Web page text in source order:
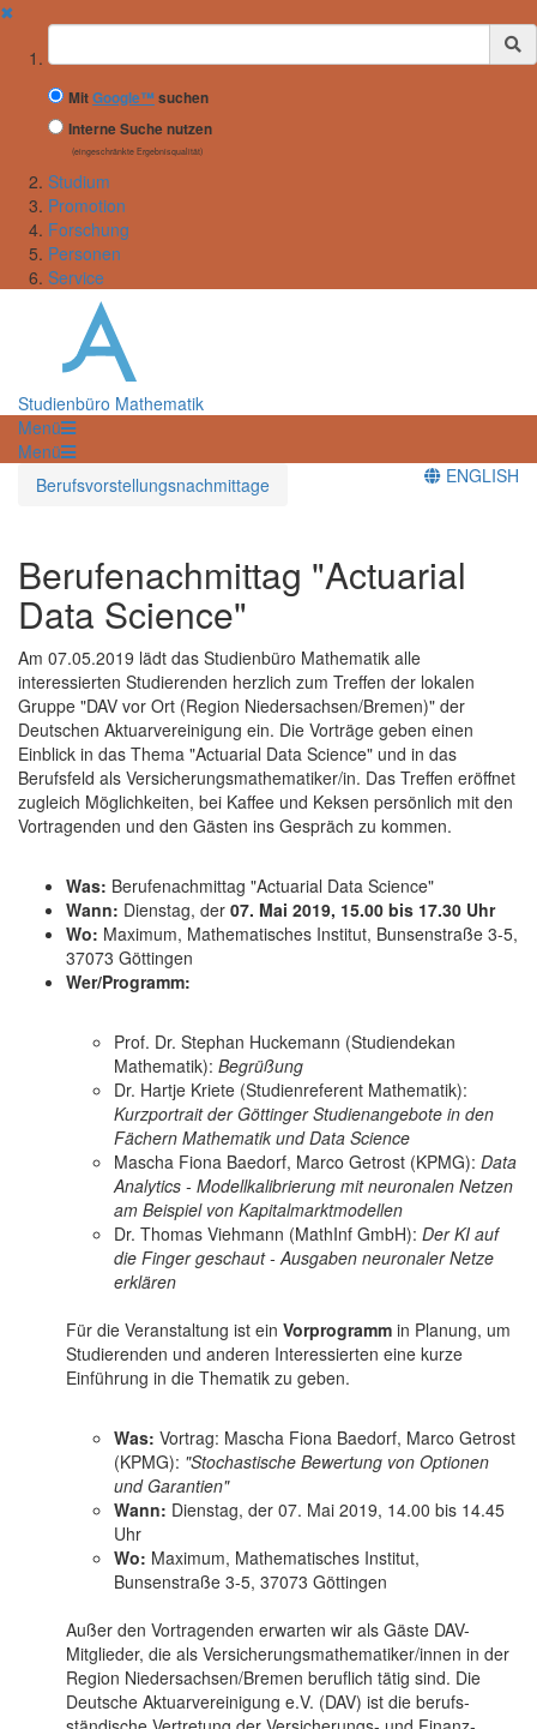
✖
Suchbegriff
MitGoogle™ suchen
Interne Suche nutzen
(eingeschränkte Ergebnisqualität)
Studium
Promotion
Forschung
Personen
Service
Studienbüro Mathematik
Menü
Menü
Berufsvorstellungsnachmittage
ENGLISH
Berufenachmittag "Actuarial
Data Science"
Am 07.05.2019 lädt das Studienbüro Mathematik alle
interessierten Studierenden herzlich zum Treffen der lokalen
Gruppe "DAV vor Ort (Region Niedersachsen/Bremen)" der
Deutschen Aktuarvereinigung ein. Die Vorträge geben einen
Einblick in das Thema "Actuarial Data Science" und in das
Berufsfeld als Versicherungsmathematiker/in. Das Treffen eröffnet
zugleich Möglichkeiten, bei Kaffee und Keksen persönlich mit den
Vortragenden und den Gästen ins Gespräch zu kommen.
Was: Berufenachmittag "Actuarial Data Science"
Wann: Dienstag, der 07. Mai 2019, 15.00 bis 17.30 Uhr
Wo: Maximum, Mathematisches Institut, Bunsenstraße 3-5,
37073 Göttingen
Wer/Programm:
Prof. Dr. Stephan Huckemann (Studiendekan
Mathematik): Begrüßung
Dr. Hartje Kriete (Studienreferent Mathematik):
Kurzportrait der Göttinger Studienangebote in den
Fächern Mathematik und Data Science
Mascha Fiona Baedorf, Marco Getrost (KPMG): Data
Analytics - Modellkalibrierung mit neuronalen Netzen
am Beispiel von Kapitalmarktmodellen
Dr. Thomas Viehmann (MathInf GmbH): Der KI auf
die Finger geschaut - Ausgaben neuronaler Netze
erklären
Für die Veranstaltung ist ein Vorprogramm in Planung, um
Studierenden und anderen Interessierten eine kurze
Einführung in die Thematik zu geben.
Was: Vortrag: Mascha Fiona Baedorf, Marco Getrost
(KPMG): "Stochastische Bewertung von Optionen
und Garantien"
Wann: Dienstag, der 07. Mai 2019, 14.00 bis 14.45
Uhr
Wo: Maximum, Mathematisches Institut,
Bunsenstraße 3-5, 37073 Göttingen
Außer den Vortragenden erwarten wir als Gäste DAV-
Mitglieder, die als Versicherungsmathematiker/innen in der
Region Niedersachsen/Bremen beruflich tätig sind. Die
Deutsche Aktuarvereinigung e.V. (DAV) ist die berufs­